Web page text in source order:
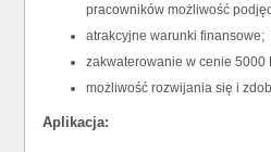
pracowników możliwość
atrakcyjne warunki finansowe;
zakwaterowanie w cenie 5000
możliwość rozwijania się i
Aplikacja: